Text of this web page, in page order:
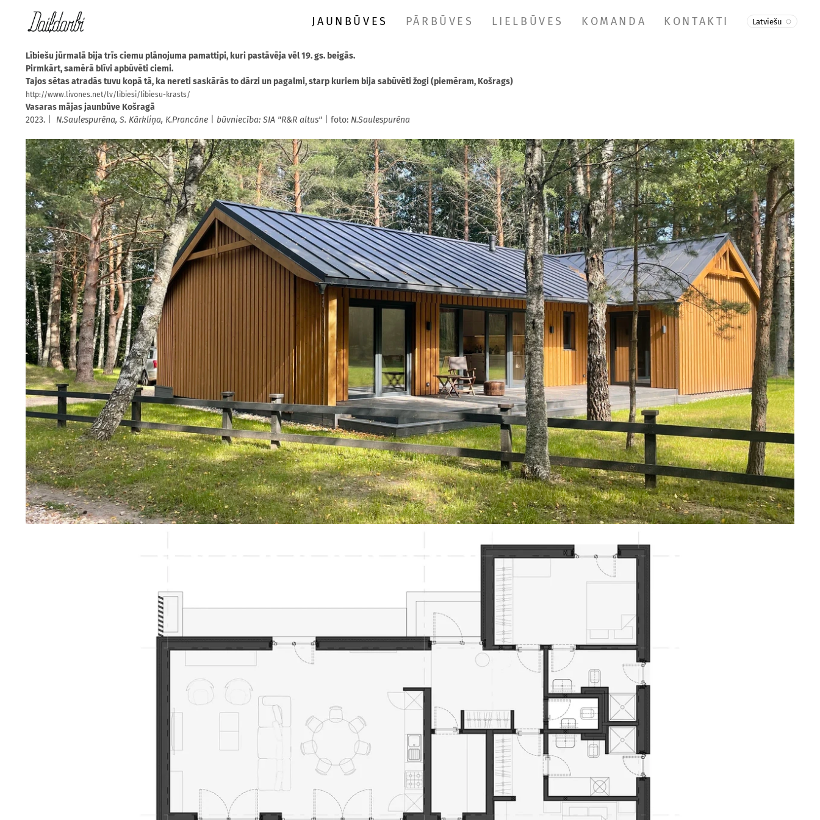
JAUNBŪVES PĀRBŪVES LIELBŪVES KOMANDA KONTAKTI Latviešu
Lībiešu jūrmalā bija trīs ciemu plānojuma pamattipi, kuri pastāvēja vēl 19. gs. beigās.
Pirmkārt, samērā blīvi apbūvēti ciemi.
​Tajos sētas atradās tuvu kopā tā, ka nereti saskārās to dārzi un pagalmi, starp kuriem bija sabūvēti žogi (piemēram, Košrags)
http://www.livones.net/lv/libiesi/libiesu-krasts/
Vasaras mājas jaunbūve Košragā
2023. | N.Saulespurēna, S. Kārkliņa, K.Prancāne būvniecība: SIA "R&R altus" | foto: N.Saulespurēna